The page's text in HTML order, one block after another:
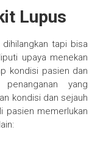
Lupus
tapi bisa
upaya menekan
kondisi pasien dan
yang
kondisi dan sejauh
pasien memerlukan